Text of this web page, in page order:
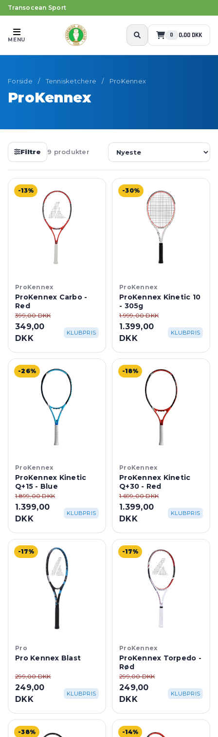
Transocean Sport
MENU
0 0,00 DKK
Forside / Tennisketchere / ProKennex
ProKennex
Filtre 9 produkter
-13%
ProKennex
ProKennex Carbo -
Red
399,00 DKK
349,00
DKK
KLUBPRIS
-30%
ProKennex
ProKennex Kinetic 10
- 305g
1.999,00 DKK
1.399,00
DKK
KLUBPRIS
-26%
ProKennex
ProKennex Kinetic
Q+15 - Blue
1.899,00 DKK
1.399,00
DKK
KLUBPRIS
-18%
ProKennex
ProKennex Kinetic
Q+30 - Red
1.699,00 DKK
1.399,00
DKK
KLUBPRIS
-17%
Pro
Pro Kennex Blast
299,00 DKK
249,00
DKK
KLUBPRIS
-17%
ProKennex
ProKennex Torpedo -
Rød
299,00 DKK
249,00
DKK
KLUBPRIS
-38% -14%